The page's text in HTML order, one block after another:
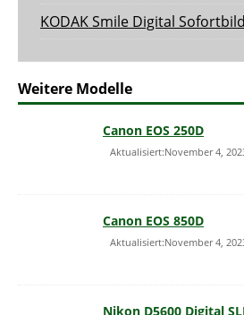
KODAK Smile Digital
Weitere Modelle
Canon EOS 250D
Aktualisiert:November 4,
Canon EOS 850D
Aktualisiert:November 4,
Nikon D5600 Digital